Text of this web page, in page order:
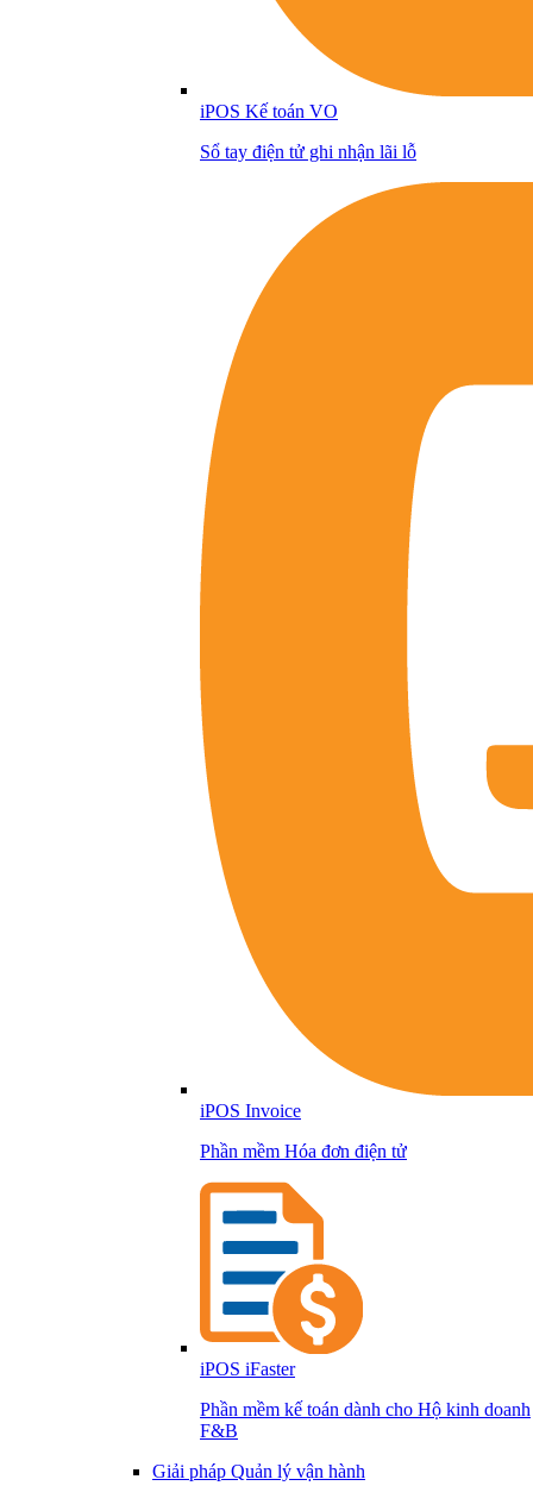
iPOS Kế toán VO
Sổ tay điện tử ghi nhận lãi lỗ
iPOS Invoice
Phần mềm Hóa đơn điện tử
iPOS iFaster
Phần mềm kế toán dành cho Hộ kinh doanh
F&B
Giải pháp Quản lý vận hành